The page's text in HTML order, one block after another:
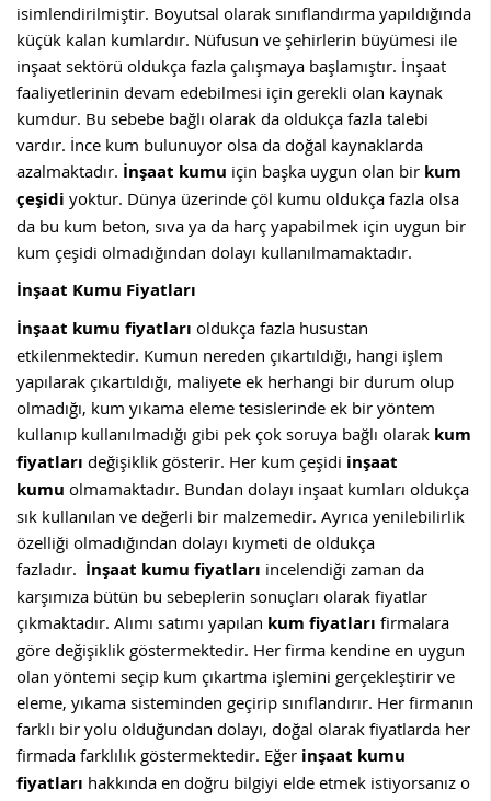
isimlendirilmiştir. Boyutsal olarak sınıflandırma yapıldığında
küçük kalan kumlardır. Nüfusun ve şehirlerin büyümesi ile
inşaat sektörü oldukça fazla çalışmaya başlamıştır. İnşaat
faaliyetlerinin devam edebilmesi için gerekli olan kaynak
kumdur. Bu sebebe bağlı olarak da oldukça fazla talebi
vardır. İnce kum bulunuyor olsa da doğal kaynaklarda
azalmaktadır. İnşaat kumu için başka uygun olan bir kum
çeşidi yoktur. Dünya üzerinde çöl kumu oldukça fazla olsa
da bu kum beton, sıva ya da harç yapabilmek için uygun bir
kum çeşidi olmadığından dolayı kullanılmamaktadır.
İnşaat Kumu Fiyatları
İnşaat kumu fiyatları oldukça fazla husustan
etkilenmektedir. Kumun nereden çıkartıldığı, hangi işlem
yapılarak çıkartıldığı, maliyete ek herhangi bir durum olup
olmadığı, kum yıkama eleme tesislerinde ek bir yöntem
kullanıp kullanılmadığı gibi pek çok soruya bağlı olarak kum
fiyatları değişiklik gösterir. Her kum çeşidi inşaat
kumu olmamaktadır. Bundan dolayı inşaat kumları oldukça
sık kullanılan ve değerli bir malzemedir. Ayrıca yenilebilirlik
özelliği olmadığından dolayı kıymeti de oldukça
fazladır. İnşaat kumu fiyatları incelendiği zaman da
karşımıza bütün bu sebeplerin sonuçları olarak fiyatlar
çıkmaktadır. Alımı satımı yapılan kum fiyatları firmalara
göre değişiklik göstermektedir. Her firma kendine en uygun
olan yöntemi seçip kum çıkartma işlemini gerçekleştirir ve
eleme, yıkama sisteminden geçirip sınıflandırır. Her firmanın
farklı bir yolu olduğundan dolayı, doğal olarak fiyatlarda her
firmada farklılık göstermektedir. Eğer inşaat kumu
fiyatları hakkında en doğru bilgiyi elde etmek istiyorsanız o